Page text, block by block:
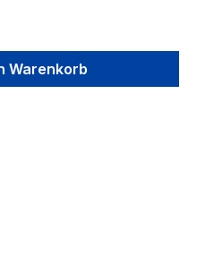
Wert
Warenkorb